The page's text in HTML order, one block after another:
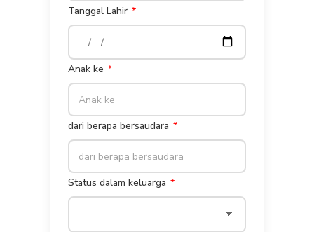
Tanggal Lahir
Anak ke
dari berapa bersaudara
Status dalam keluarga